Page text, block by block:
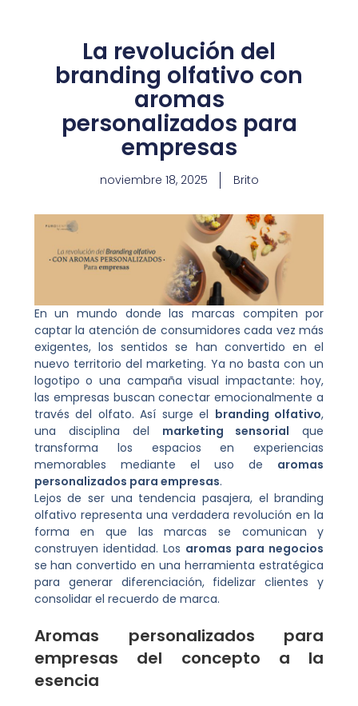
La revolución del
branding olfativo con
aromas
personalizados para
empresas
noviembre 18, 2025 Brito
En un mundo donde las marcas compiten por
captar la atención de consumidores cada vez más
exigentes, los sentidos se han convertido en el
nuevo territorio del marketing. Ya no basta con un
logotipo o una campaña visual impactante: hoy,
las empresas buscan conectar emocionalmente a
través del olfato. Así surge el branding olfativo,
una disciplina del marketing sensorial que
transforma los espacios en experiencias
memorables mediante el uso de aromas
personalizados para empresas.
Lejos de ser una tendencia pasajera, el branding
olfativo representa una verdadera revolución en la
forma en que las marcas se comunican y
construyen identidad. Los aromas para negocios
se han convertido en una herramienta estratégica
para generar diferenciación, fidelizar clientes y
consolidar el recuerdo de marca.
Aromas personalizados para
empresas del concepto a la
esencia